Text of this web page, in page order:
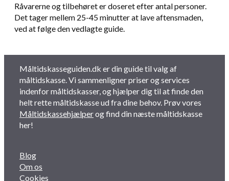
Råvarerne og tilbehøret er doseret efter antal personer.
Det tager mellem 25-45 minutter at lave aftensmaden,
ved at følge den vedlagte guide.
Måltidskasseguiden.dk er din guide til valg af
måltidskasse. Vi sammenligner priser og services
indenfor måltidskasser, og hjælper dig til at finde den
helt rette måltidskasse ud fra dine behov. Prøv vores
Måltidskassehjælperog find din næste måltidskasse
her!
Blog
Om os
Cookies